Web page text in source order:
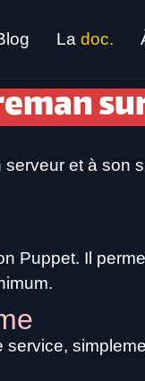
La doc.
et à son
Puppet. Il